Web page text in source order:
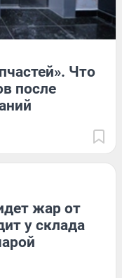
Что
после
жар от
у склада